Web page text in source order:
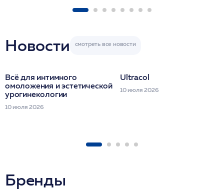
Новости
Всё для интимного
омоложения и эстетической
урогинекологии
10 июля 2026
Ultracol
10 июля 2026
Бренды